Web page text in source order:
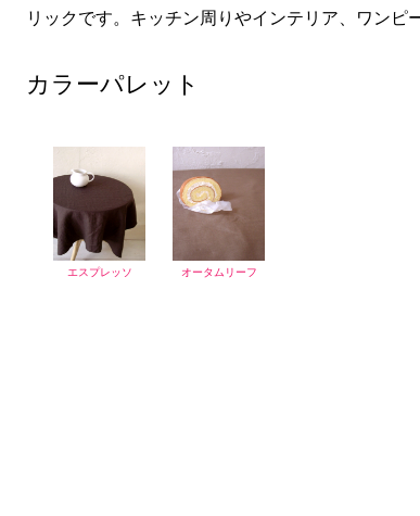
リックです。キッチン周りやインテリア、ワンピ
カラーパレット
エスプレッソ オータムリーフ